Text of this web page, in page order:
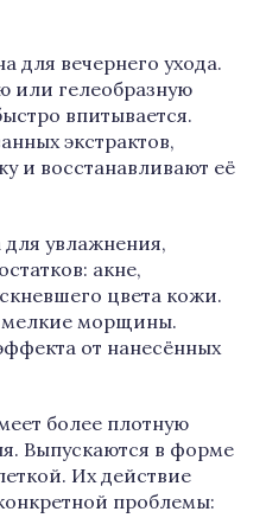
для вечернего ухода.
или гелеобразную
впитывается.
экстрактов,
и восстанавливают её
увлажнения,
акне,
цвета кожи.
мелкие морщины.
от нанесённых
более плотную
Выпускаются в форме
Их действие
проблемы: